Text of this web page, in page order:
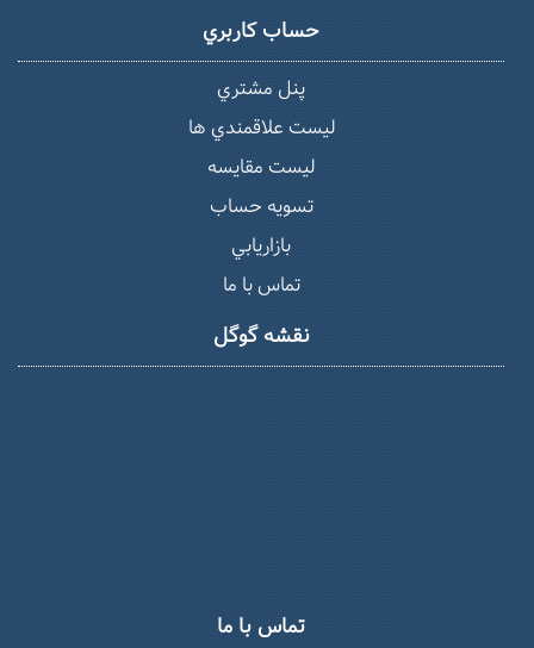
حساب كاربري
پنل مشتري
ليست علاقمندي ها
لیست مقایسه
تسويه حساب
بازاريابي
تماس با ما
نقشه گوگل
تماس با ما